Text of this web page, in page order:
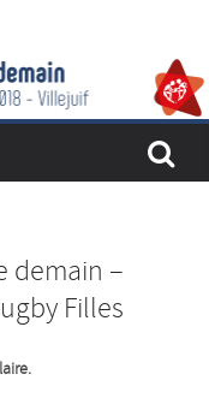
demain –
Filles